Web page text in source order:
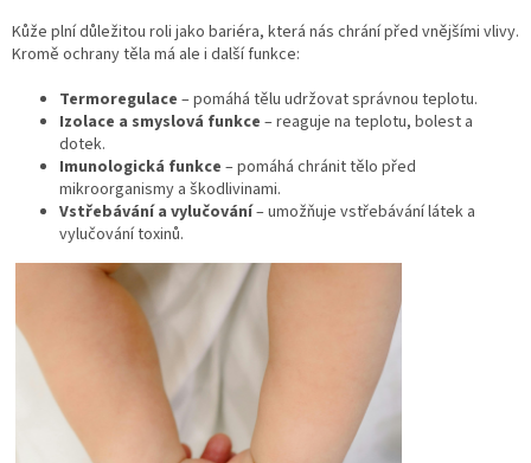
Kůže plní důležitou roli jako bariéra, která nás chrání před vnějšími vlivy.
Kromě ochrany těla má ale i další funkce:
Termoregulace – pomáhá tělu udržovat správnou teplotu.
Izolace a smyslová funkce – reaguje na teplotu, bolest a
dotek.
Imunologická funkce – pomáhá chránit tělo před
mikroorganismy a škodlivinami.
Vstřebávání a vylučování– umožňuje vstřebávání látek a
vylučování toxinů.